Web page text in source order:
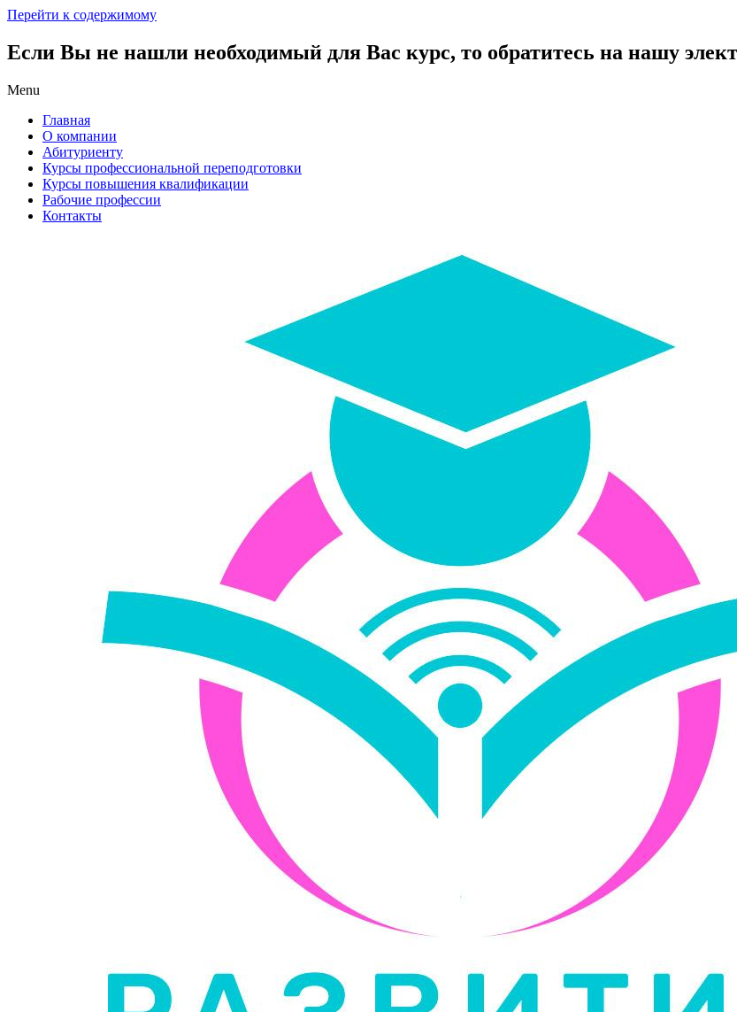
Перейти к содержимому
Если Вы не нашли необходимый для Вас курс, то обратитесь на нашу
Menu
Главная
О компании
Абитуриенту
Курсы профессиональной переподготовки
Курсы повышения квалификации
Рабочие профессии
Контакты